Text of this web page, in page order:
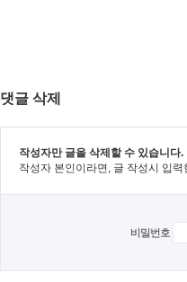
댓글 삭제
작성자만 글을 삭제할 수 있습니다.
작성자 본인이라면, 글 작성시 입
비밀번호